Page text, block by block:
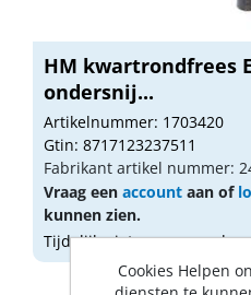
HM kwartrondfrees
ondersnij...
Artikelnummer: 1703420
Gtin: 8717123237511
Fabrikant artikel nummer:
Vraag een account aan of
kunnen zien.
Tijdelijk niet op voorraad
Cookies Helpen